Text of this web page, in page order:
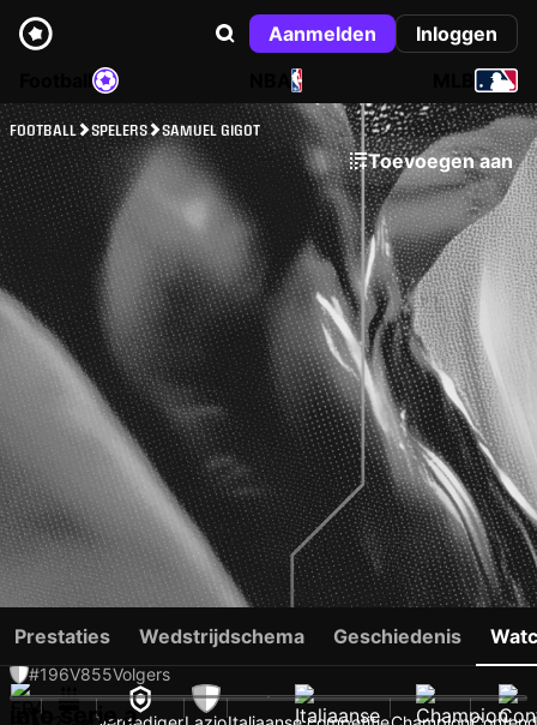
Aanmelden
Inloggen
NBA
FOOTBALL SPELERS SAMUEL GIGOT
Toevoegen aan
SAMUEL GIGOT
#196V855Volgers
Prestaties Wedstrijdschema Geschiedenis
into serie a